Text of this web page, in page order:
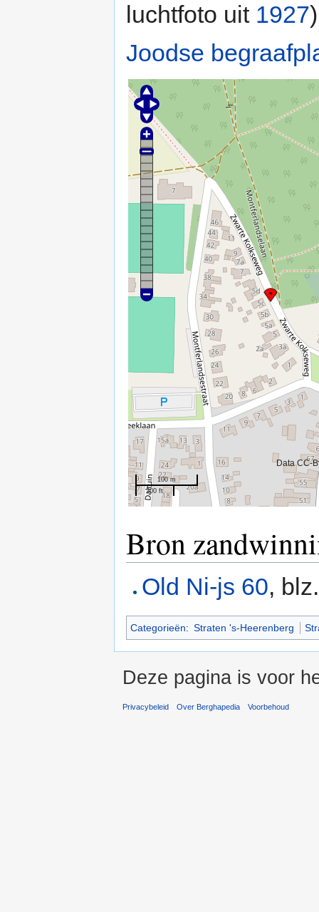
luchtfoto uit 1927
Joodse
100 m
200 ft
Data CC-
Bron
Old Ni-js 60,
Categorieën: Straten 's-Heerenberg
Deze pagina is voor
Privacybeleid Over Berghapedia Voorbehoud